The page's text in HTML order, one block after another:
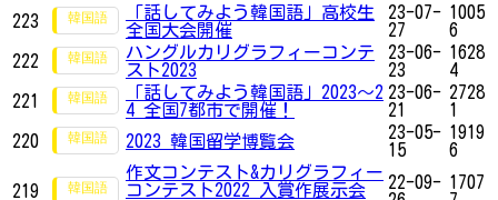
223
「話してみよう韓国語」高校生
全国大会開催
23-07-
27
1005
6
222
ハングルカリグラフィーコンテ
スト2023
23-06-
23
1628
4
221
「話してみよう韓国語」2023～2
4 全国7都市で開催！
23-06-
21
2728
1
220
2023 韓国留学博覧会
23-05-
15
1919
6
219
作文コンテスト&カリグラフィー
コンテスト2022 入賞作展示会
22-09- 1707